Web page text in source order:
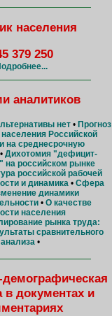
населения
379 250
аналитиков
нет• Прогноз
Российской
на среднесрочную
Дихотомия "дефицит-
на российском рынке
российской рабочей
и динамика • Сфера
динамики
• О качестве
населения
рынка труда:
сравнительного
анализа •
в документах и